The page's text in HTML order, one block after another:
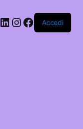
LinkedIn
Instagram
Facebook
Accedi